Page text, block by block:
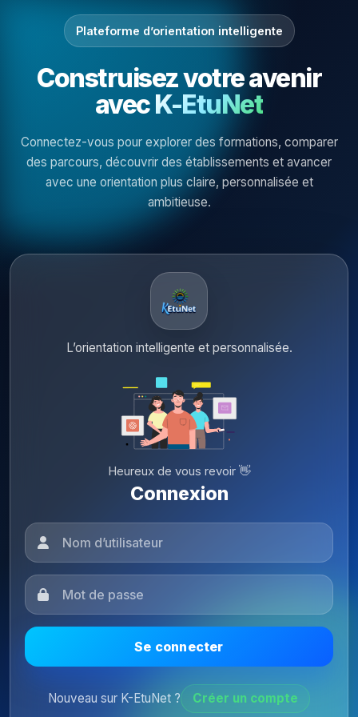
Plateforme d’orientation intelligente
Construisez votre avenir
avecK-EtuNet
Connectez-vous pour explorer des formations, comparer
des parcours, découvrir des établissements et avancer
avec une orientation plus claire, personnalisée et
ambitieuse.
L’orientation intelligente et personnalisée.
Heureux de vous revoir 👋
Connexion
Se connecter
Nouveau sur K-EtuNet ? Créer un compte